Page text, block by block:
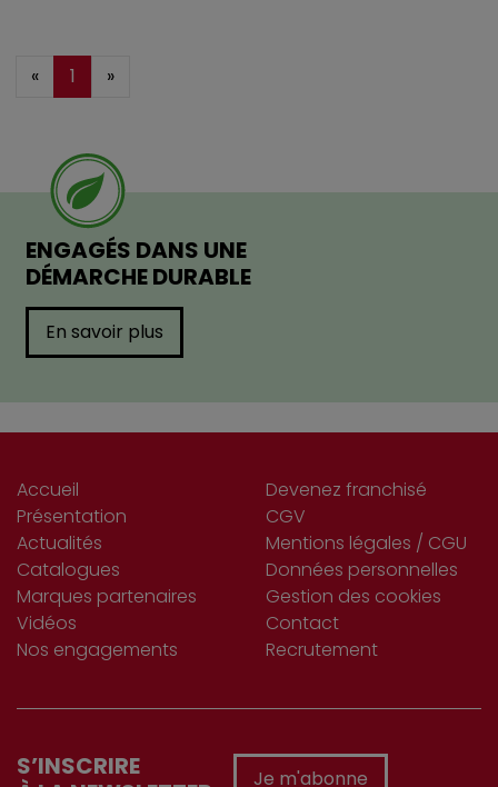
« 1 »
ENGAGÉS DANS UNE
DÉMARCHE DURABLE
En savoir plus
Accueil
Présentation
Actualités
Catalogues
Marques partenaires
Vidéos
Nos engagements
Devenez franchisé
CGV
Mentions légales / CGU
Données personnelles
Gestion des cookies
Contact
Recrutement
S’INSCRIRE
Je m'abonne